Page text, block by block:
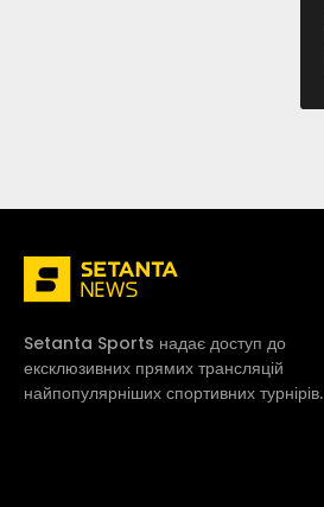
Setanta Sports надає доступ до
ексклюзивних прямих трансляцій
найпопулярніших спортивних турнірів.